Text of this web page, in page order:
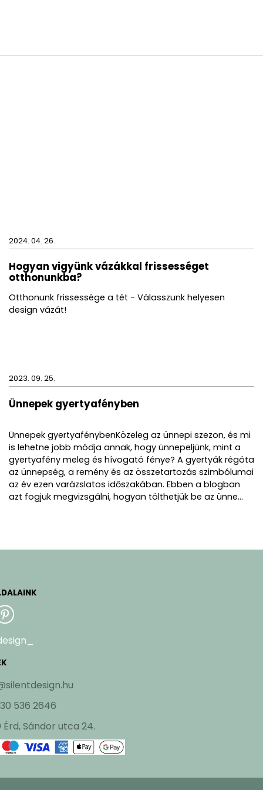
2024. 04. 26.
Hogyan vigyünk vázákkal frissességet
otthonunkba?
Otthonunk frissessége a tét - Válasszunk helyesen
design vázát!
2023. 09. 25.
Ünnepek gyertyafényben
Ünnepek gyertyafénybenKözeleg az ünnepi szezon, és mi
is lehetne jobb módja annak, hogy ünnepeljünk, mint a
gyertyafény meleg és hívogató fénye? A gyertyák régóta
az ünnepség, a remény és az összetartozás szimbólumai
az év ezen varázslatos időszakában. Ebben a blogban
azt fogjuk megvizsgálni, hogyan tölthetjük be az ünne...
536 2646
Érd, Sándor utca 24.